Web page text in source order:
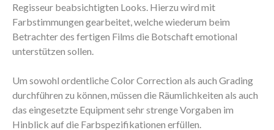
Regisseur beabsichtigten Looks. Hierzu wird mit
Farbstimmungen gearbeitet, welche wiederum beim
Betrachter des fertigen Films die Botschaft emotional
unterstützen sollen.
Um sowohl ordentliche Color Correction als auch Grading
durchführen zu können, müssen die Räumlichkeiten als auch
das eingesetzte Equipment sehr strenge Vorgaben im
Hinblick auf die Farbspezifikationen erfüllen.